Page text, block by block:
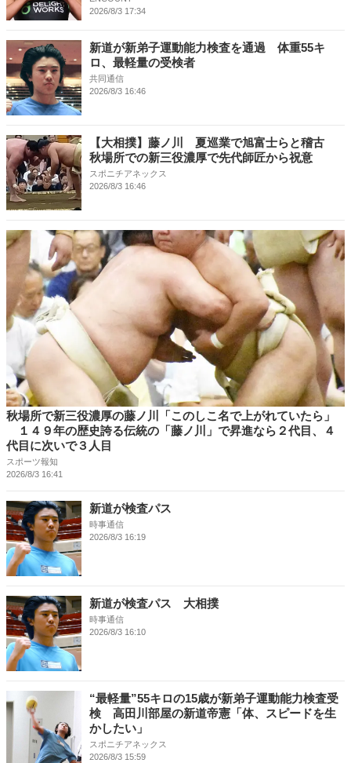
2026/8/3 17:34
新道が新弟子運動能力検査を通過 体重55キ
ロ、最軽量の受検者
共同通信
2026/8/3 16:46
【大相撲】藤ノ川 夏巡業で旭富士らと稽古
秋場所での新三役濃厚で先代師匠から祝意
スポニチアネックス
2026/8/3 16:46
秋場所で新三役濃厚の藤ノ川「このしこ名で上がれていたら」
１４９年の歴史誇る伝統の「藤ノ川」で昇進なら２代目、４
代目に次いで３人目
スポーツ報知
2026/8/3 16:41
新道が検査パス
時事通信
2026/8/3 16:19
新道が検査パス 大相撲
時事通信
2026/8/3 16:10
“最軽量”55キロの15歳が新弟子運動能力検査受
検 高田川部屋の新道帝憲「体、スピードを生
かしたい」
スポニチアネックス
2026/8/3 15:59